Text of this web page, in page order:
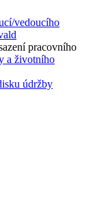
vedoucího
pracovního
a životního
údržby